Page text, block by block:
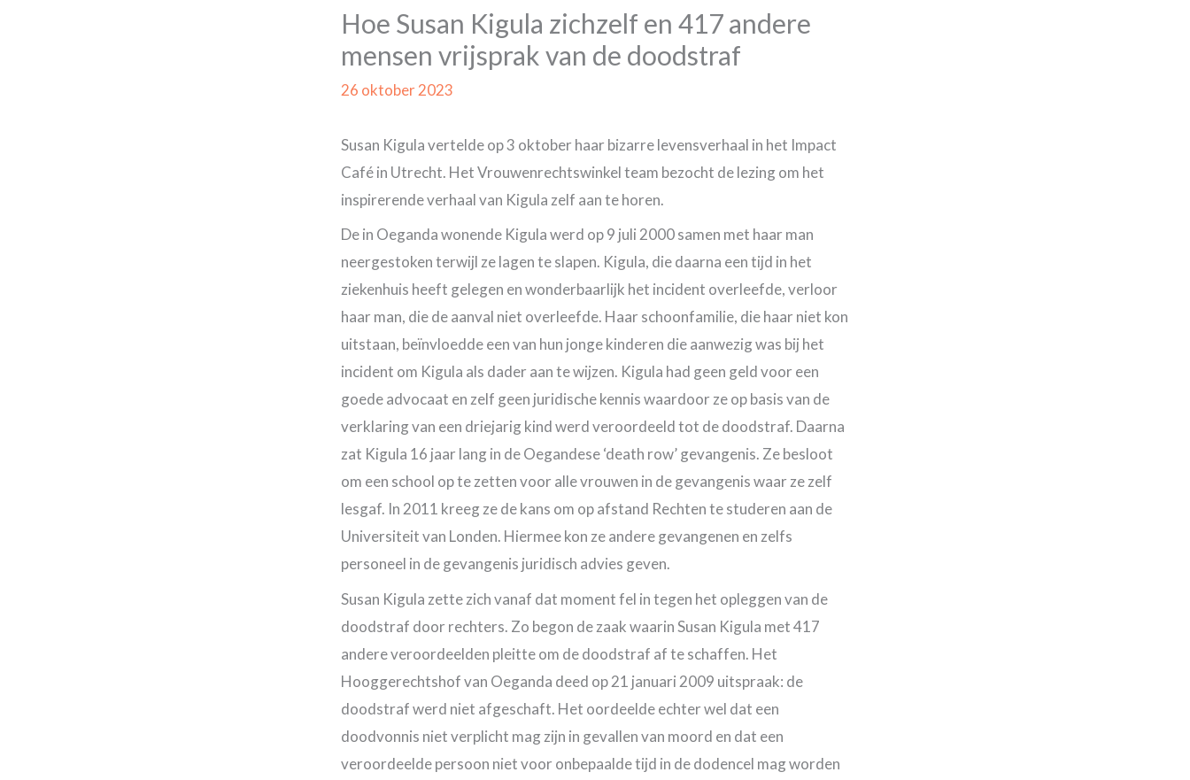
Hoe Susan Kigula zichzelf en 417 andere
mensen vrijsprak van de doodstraf
26 oktober 2023
Susan Kigula vertelde op 3 oktober haar bizarre levensverhaal in het Impact
Café in Utrecht. Het Vrouwenrechtswinkel team bezocht de lezing om het
inspirerende verhaal van Kigula zelf aan te horen.
De in Oeganda wonende Kigula werd op 9 juli 2000 samen met haar man
neergestoken terwijl ze lagen te slapen. Kigula, die daarna een tijd in het
ziekenhuis heeft gelegen en wonderbaarlijk het incident overleefde, verloor
haar man, die de aanval niet overleefde. Haar schoonfamilie, die haar niet kon
uitstaan, beïnvloedde een van hun jonge kinderen die aanwezig was bij het
incident om Kigula als dader aan te wijzen. Kigula had geen geld voor een
goede advocaat en zelf geen juridische kennis waardoor ze op basis van de
verklaring van een driejarig kind werd veroordeeld tot de doodstraf. Daarna
zat Kigula 16 jaar lang in de Oegandese ‘death row’ gevangenis. Ze besloot
om een school op te zetten voor alle vrouwen in de gevangenis waar ze zelf
lesgaf. In 2011 kreeg ze de kans om op afstand Rechten te studeren aan de
Universiteit van Londen. Hiermee kon ze andere gevangenen en zelfs
personeel in de gevangenis juridisch advies geven.
Susan Kigula zette zich vanaf dat moment fel in tegen het opleggen van de
doodstraf door rechters. Zo begon de zaak waarin Susan Kigula met 417
andere veroordeelden pleitte om de doodstraf af te schaffen. Het
Hooggerechtshof van Oeganda deed op 21 januari 2009 uitspraak: de
doodstraf werd niet afgeschaft. Het oordeelde echter wel dat een
doodvonnis niet verplicht mag zijn in gevallen van moord en dat een
veroordeelde persoon niet voor onbepaalde tijd in de dodencel mag worden